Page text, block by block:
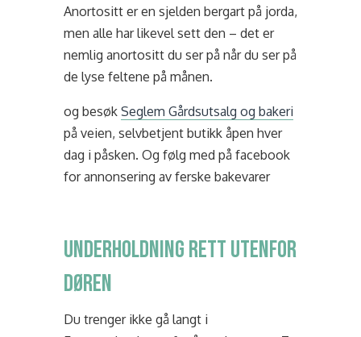
Anortositt er en sjelden bergart på jorda,
men alle har likevel sett den – det er
nemlig anortositt du ser på når du ser på
de lyse feltene på månen.
og besøk Seglem Gårdsutsalg og bakeri
på veien, selvbetjent butikk åpen hver
dag i påsken. Og følg med på facebook
for annonsering av ferske bakevarer
underholdning rett utenfor
døren
Du trenger ikke gå langt i